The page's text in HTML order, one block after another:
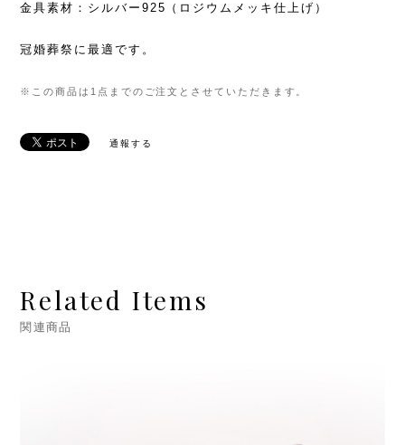
金具素材：シルバー925（ロジウムメッキ仕上げ）
冠婚葬祭に最適です。
※この商品は1点までのご注文とさせていただきます。
通報する
Related Items
関連商品